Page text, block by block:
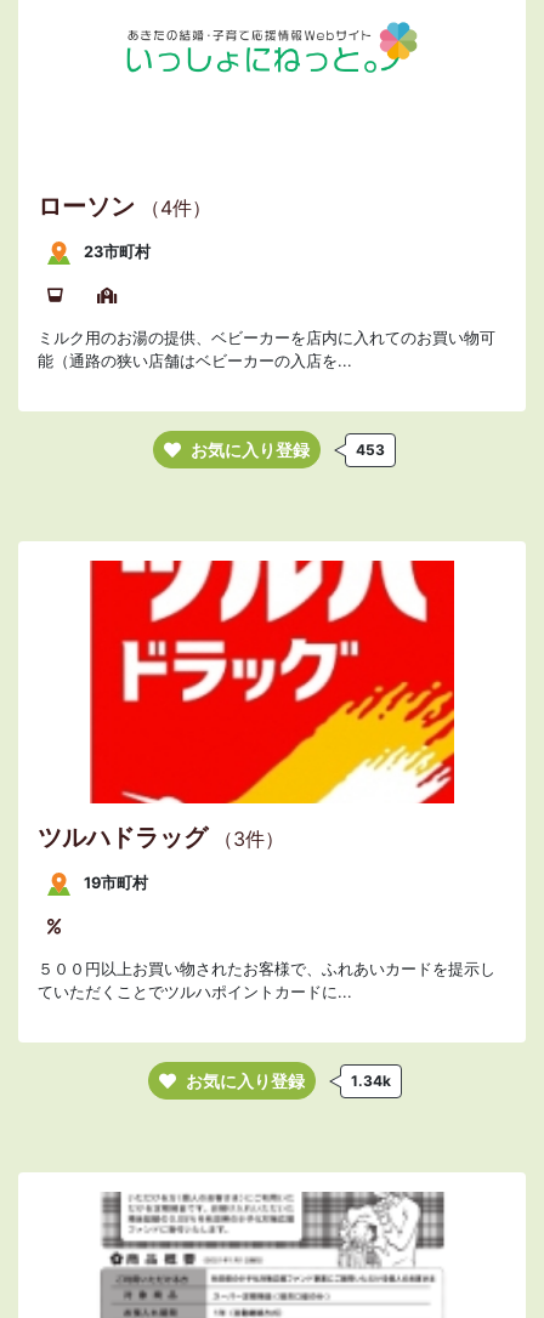
ローソン （4件）
23市町村
ミルク用のお湯の提供、ベビーカーを店内に入れてのお買い物可
能（通路の狭い店舗はベビーカーの入店を...
お気に入り登録 453
ツルハドラッグ （3件）
19市町村
５００円以上お買い物されたお客様で、ふれあいカードを提示し
ていただくことでツルハポイントカードに...
お気に入り登録 1.34k